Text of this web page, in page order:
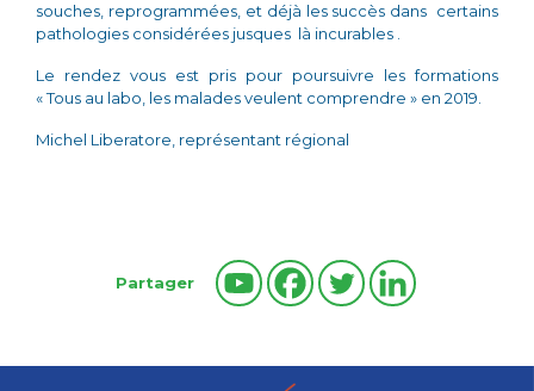
souches, reprogrammées, et déjà les succès dans certains
pathologies considérées jusques là incurables .
Le rendez vous est pris pour poursuivre les formations
« Tous au labo, les malades veulent comprendre » en 2019.
Michel Liberatore, représentant régional
Partager